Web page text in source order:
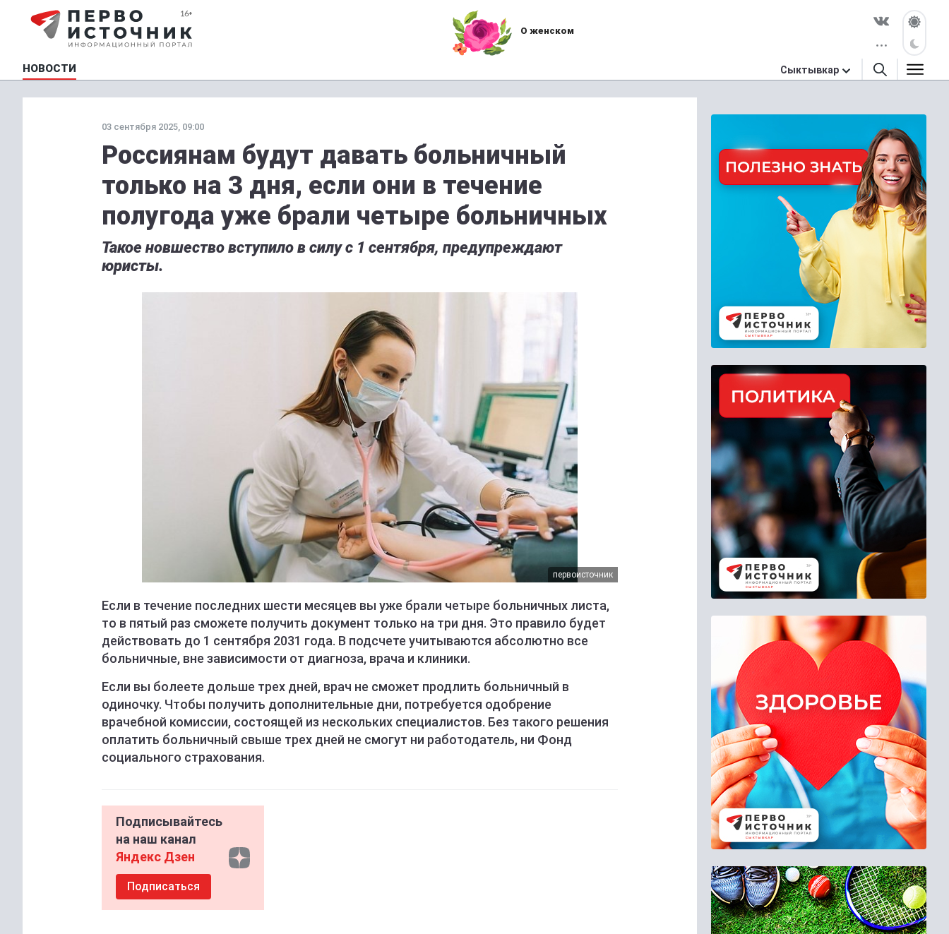
О женском
НОВОСТИ Сыктывкар
03 сентября 2025, 09:00
Россиянам будут давать больничный
только на 3 дня, если они в течение
полугода уже брали четыре больничных
Такое новшество вступило в силу с 1 сентября, предупреждают
юристы.
первоисточник
Если в течение последних шести месяцев вы уже брали четыре больничных листа,
то в пятый раз сможете получить документ только на три дня. Это правило будет
действовать до 1 сентября 2031 года. В подсчете учитываются абсолютно все
больничные, вне зависимости от диагноза, врача и клиники.
Если вы болеете дольше трех дней, врач не сможет продлить больничный в
одиночку. Чтобы получить дополнительные дни, потребуется одобрение
врачебной комиссии, состоящей из нескольких специалистов. Без такого решения
оплатить больничный свыше трех дней не смогут ни работодатель, ни Фонд
социального страхования.
Подписывайтесь
на наш канал
Яндекс Дзен
Подписаться